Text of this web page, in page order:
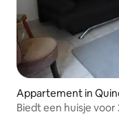
Appartement in
Biedt een huisje